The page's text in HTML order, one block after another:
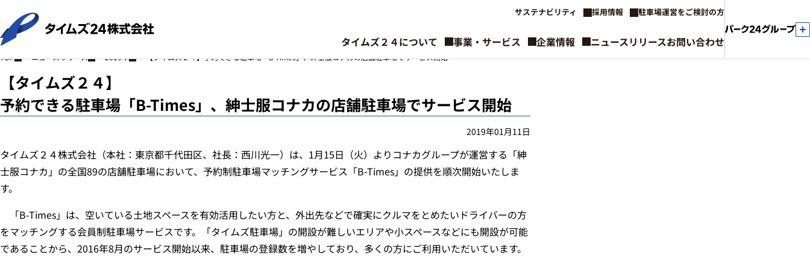
タイムズ２４について 事業・サービス 企業情報 ニュースリリースお問い合わせ
サステナビリティ 採用情報 駐車場運営をご検討の方
TOP ニュースリリース 2019年 【タイムズ２４】予約できる駐車場「B-Times」、紳士服コナカの店舗駐車場でサービス開始
【タイムズ２４】
予約できる駐車場「B-Times」、紳士服コナカの店舗駐車場でサービス開始
2019年01月11日
タイムズ２４株式会社（本社：東京都千代田区、社長：西川光一）は、1月15日（火）よりコナカグループが運営する「紳
士服コナカ」の全国89の店舗駐車場において、予約制駐車場マッチングサービス「B-Times」の提供を順次開始いたしま
す。
「B-Times」は、空いている土地スペースを有効活用したい方と、外出先などで確実にクルマをとめたいドライバーの方
をマッチングする会員制駐車場サービスです。「タイムズ駐車場」の開設が難しいエリアや小スペースなどにも開設が可能
であることから、2016年8月のサービス開始以来、駐車場の登録数を増やしており、多くの方にご利用いただいています。